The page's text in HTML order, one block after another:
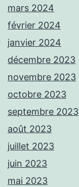
mars 2024
février 2024
janvier 2024
décembre 2023
novembre 2023
octobre 2023
septembre 2023
août 2023
juillet 2023
juin 2023
mai 2023